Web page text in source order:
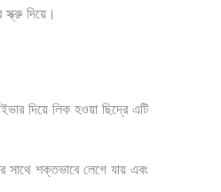
দিয়ে।
দিয়ে লিক হওয়া ছিদ্রে এটি
সাথে শক্তভাবে লেগে যায় এবং